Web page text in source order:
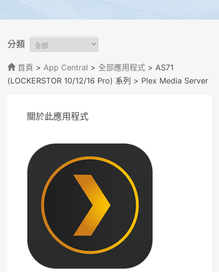
分類
首頁 > App Central > 全部應用程式 > AS71
(LOCKERSTOR 10/12/16 Pro) 系列 > Plex Media Server
關於此應用程式